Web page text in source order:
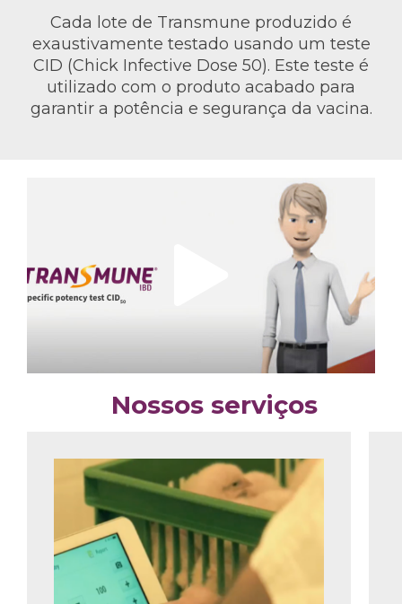
Cada lote de Transmune produzido é
exaustivamente testado usando um teste
CID (Chick Infective Dose 50). Este teste é
utilizado com o produto acabado para
garantir a potência e segurança da vacina.
Nossos serviços